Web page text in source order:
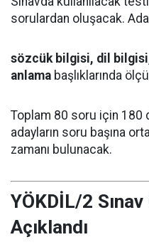
sorulardan oluşacak.
sözcük bilgisi, dil
anlama başlıklarında
Toplam 80 soru için 180
adayların soru başına
zamanı bulunacak.
YÖKDİL/2
Açıklandı